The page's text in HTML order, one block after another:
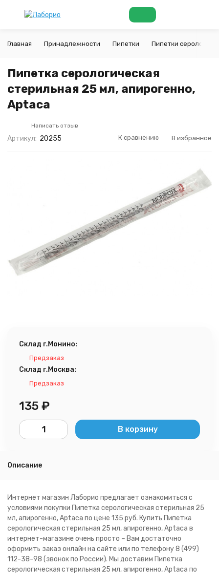
Главная Принадлежности Пипетки Пипетки
Пипетка серологическая
стерильная 25 мл, апирогенно,
Aptaca
Написать отзыв
Артикул: 20255 К сравнению В избранное
Склад г.Монино:
Предзаказ
Склад г.Москва:
Предзаказ
135 ₽
В корзину
Описание
Интернет магазин Лаборио предлагает ознакомиться с
условиями покупки Пипетка серологическая стерильная 25
мл, апирогенно, Aptaca по цене 135 руб. Купить Пипетка
серологическая стерильная 25 мл, апирогенно, Aptaca в
интернет-магазине очень просто – Вам достаточно
оформить заказ онлайн на сайте или по телефону 8 (499)
112-38-98 (звонок по России). Мы доставим Пипетка
серологическая стерильная 25 мл, апирогенно, Aptaca по